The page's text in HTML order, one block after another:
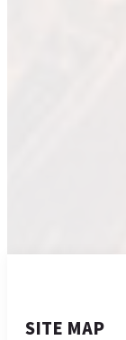
SITE MAP